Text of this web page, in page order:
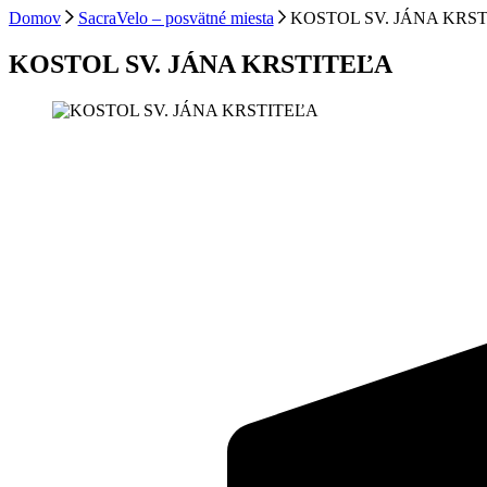
Domov SacraVelo – posvätné miesta KOSTOL SV. JÁNA
KOSTOL SV. JÁNA KRSTITEĽA